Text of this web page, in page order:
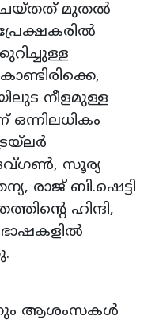
ചെയ്തത് മുതല്‍
നീളമുള്ള
സൂര്യ
രാജ് ബി.ഷെട്ടി
ഹിന്ദി,
ആശംസകള്‍